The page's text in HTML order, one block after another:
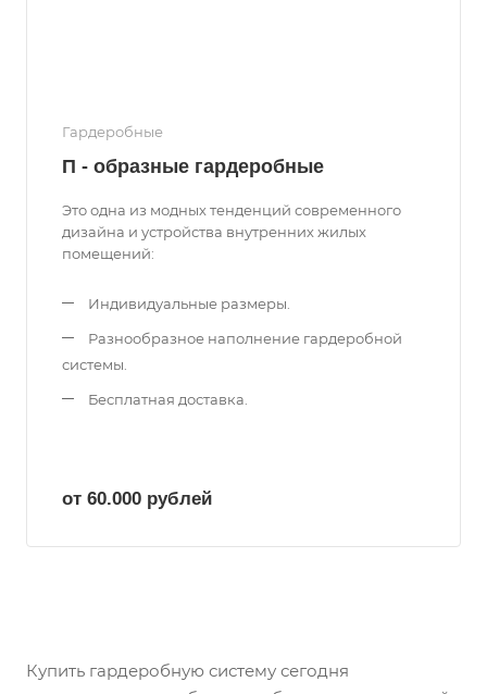
Гардеробные
П - образные гардеробные
Это одна из модных тенденций современного
дизайна и устройства внутренних жилых
помещений:
Индивидуальные размеры.
Разнообразное наполнение гардеробной
системы.
Бесплатная доставка.
от 60.000 рублей
Купить гардеробную систему сегодня